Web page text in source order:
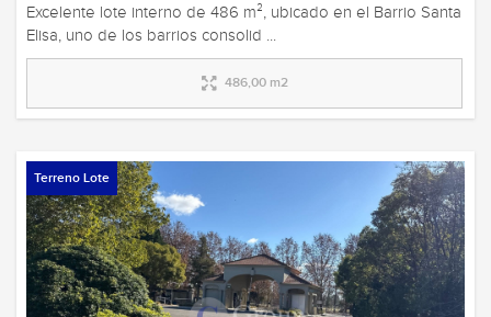
Excelente lote interno de 486 m², ubicado en el Barrio Santa
Elisa, uno de los barrios consolid ...
486,00 m2
Terreno Lote